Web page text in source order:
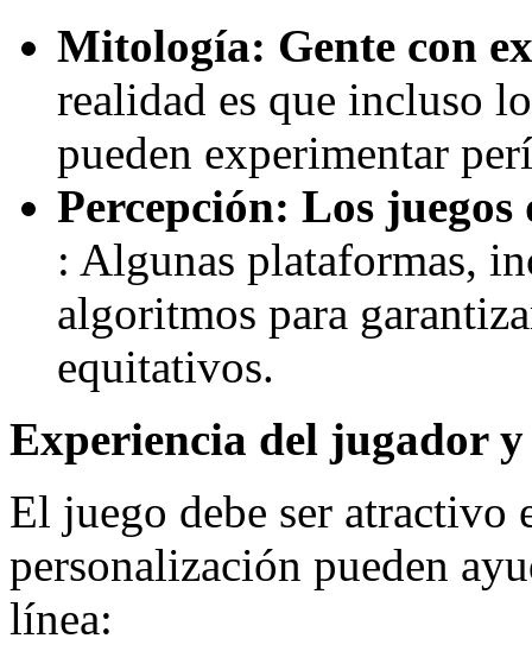
Mitología: Gente con
realidad es que incluso
pueden experimentar
Percepción: Los juegos
: Algunas plataformas,
algoritmos para
equitativos.
Experiencia del jugador
El juego debe ser
personalización pueden
línea: